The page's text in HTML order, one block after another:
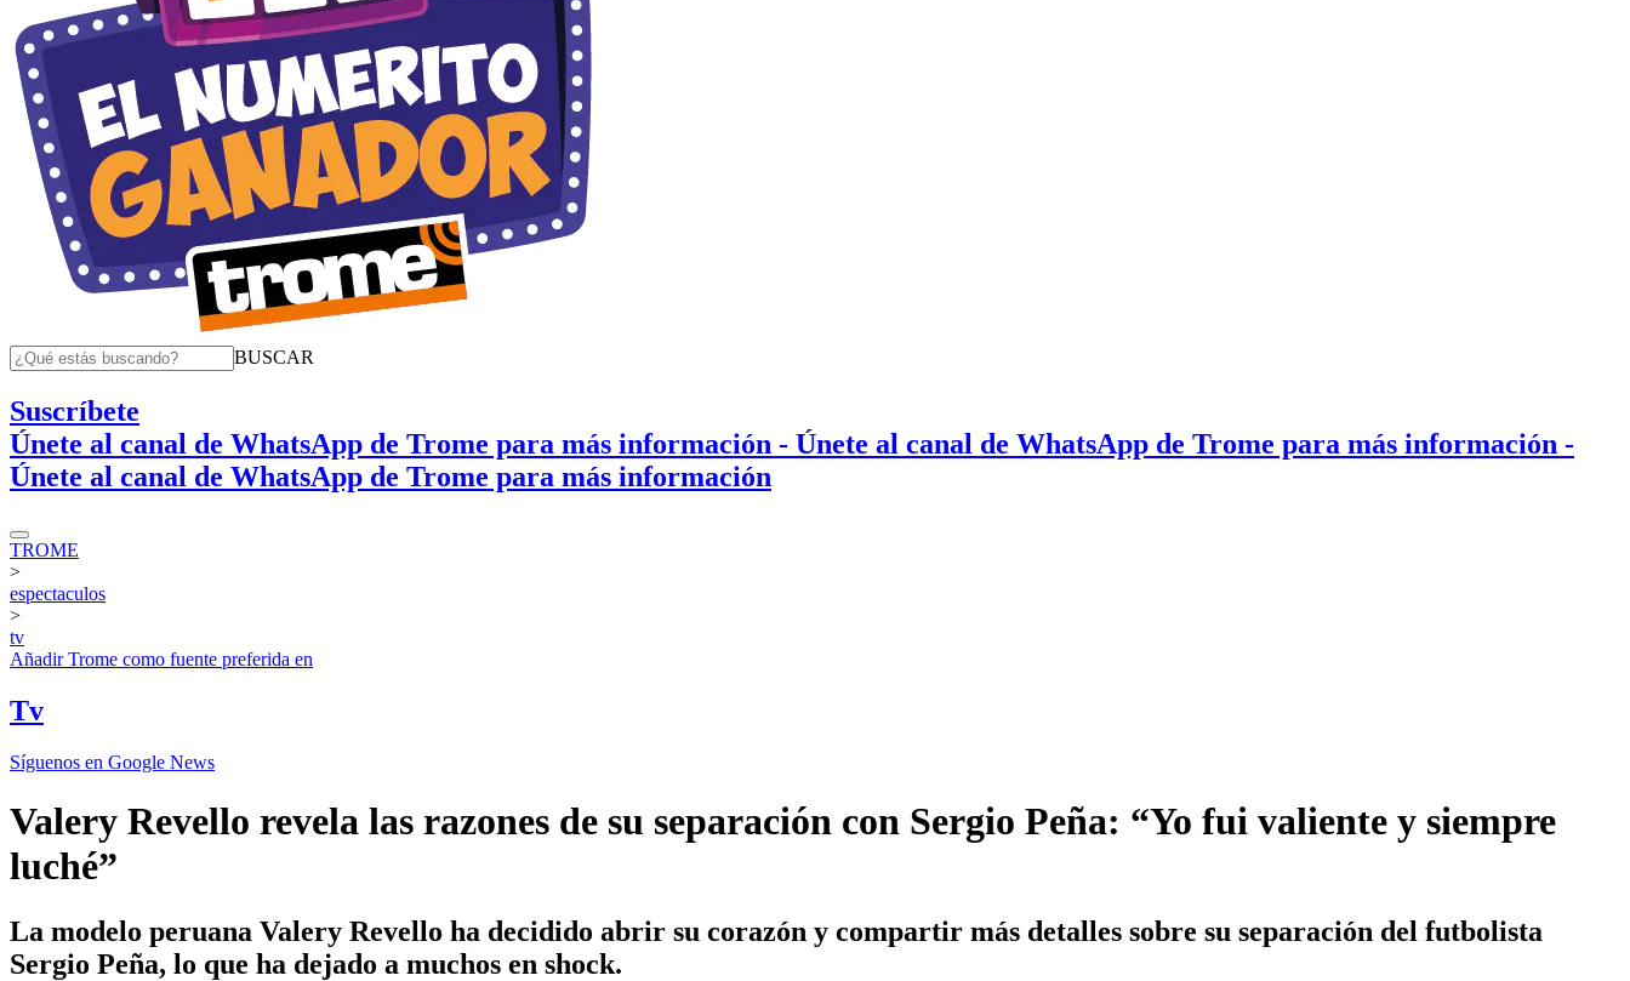
BUSCAR
Suscríbete
Únete al canal de WhatsApp de Trome para más información - Únete al canal de WhatsApp de Trome para más información -
Únete al canal de WhatsApp de Trome para más información
TROME
>
espectaculos
>
tv
AñadirTrome como fuente preferida en
Tv
Síguenos en Google News
Valery Revello revela las razones de su separación con Sergio Peña: “Yo fui valiente y siempre
luché”
La modelo peruana Valery Revello ha decidido abrir su corazón y compartir más detalles sobre su separación del futbolista
Sergio Peña, lo que ha dejado a muchos en shock.